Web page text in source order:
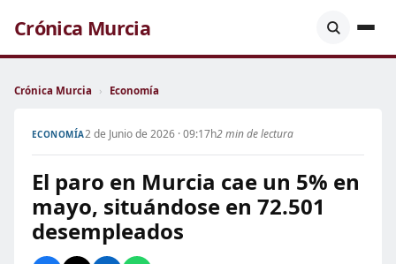
Crónica Murcia
Crónica Murcia › Economía
ECONOMÍA2 de Junio de 2026 · 09:17h2 min de lectura
El paro en Murcia cae un 5% en
mayo, situándose en 72.501
desempleados